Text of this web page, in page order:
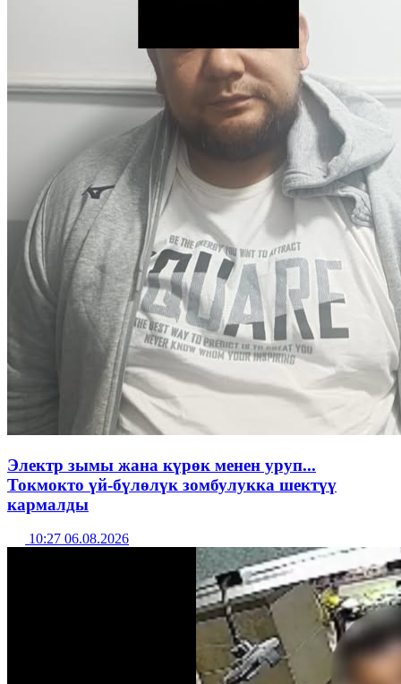
Электр зымы жана күрөк менен уруп...
Токмокто үй-бүлөлүк зомбулукка шектүү
кармалды
10:27 06.08.2026